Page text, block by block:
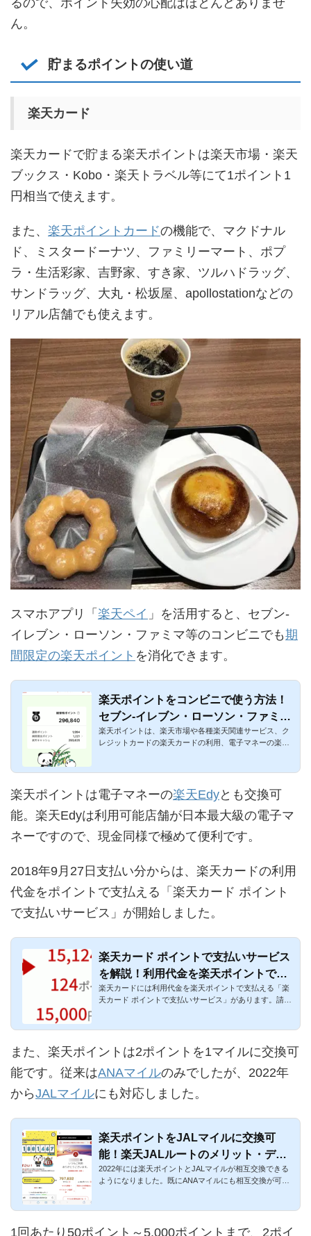
るので、ポイント失効の心配はほとんどありませ
ん。
貯まるポイントの使い道
楽天カード
楽天カードで貯まる楽天ポイントは楽天市場・楽天
ブックス・Kobo・楽天トラベル等にて1ポイント1
円相当で使えます。
また、 楽天ポイントカードの機能で、マクドナル
ド、ミスタードーナツ、ファミリーマート、ポプ
ラ・生活彩家、吉野家、すき家、ツルハドラッグ、
サンドラッグ、大丸・松坂屋、apollostationなどの
リアル店舗でも使えます。
スマホアプリ「 楽天ペイ 」を活用すると、セブン-
イレブン・ローソン・ファミマ等のコンビニでも期
間限定の楽天ポイント を消化できます。
楽天ポイントをコンビニで使う方法！
セブン-イレブン・ローソン・ファミマ
等で利用可能
楽天ポイントは、楽天市場や各種楽天関連サービス、ク
レジットカードの楽天カードの利用、電子マネーの楽天E
楽天ポイントは電子マネーの楽天Edyとも交換可
能。楽天Edyは利用可能店舗が日本最大級の電子マ
ネーですので、現金同様で極めて便利です。
2018年9月27日支払い分からは、楽天カードの利用
代金をポイントで支払える「楽天カード ポイント
で支払いサービス」が開始しました。
楽天カード ポイントで支払いサービス
を解説！利用代金を楽天ポイントで支
払えるように
楽天カードには利用代金を楽天ポイントで支払える「楽
天カード ポイントで支払いサービス」があります。請求
また、楽天ポイントは2ポイントを1マイルに交換可
能です。従来はANAマイルのみでしたが、2022年
からJALマイルにも対応しました。
楽天ポイントをJALマイルに交換可
能！楽天JALルートのメリット・デメ
リットを解説
2022年には楽天ポイントとJALマイルが相互交換できる
ようになりました。既にANAマイルにも相互交換が可能
1回あたり50ポイント～5,000ポイントまで、2ポイ